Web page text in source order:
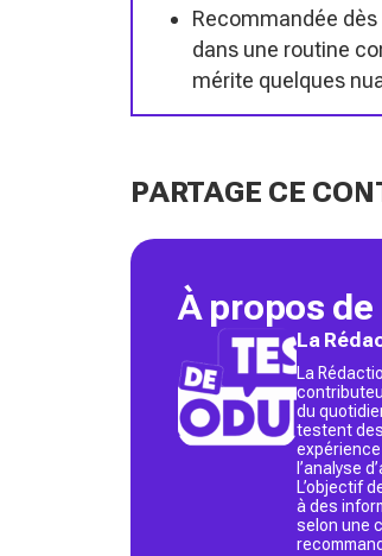
Recommandée
dans une routine
mérite quelques
PARTAGE CE
À propos
La
La
du
testent
l’analyse
L’objectif
à des
selon une